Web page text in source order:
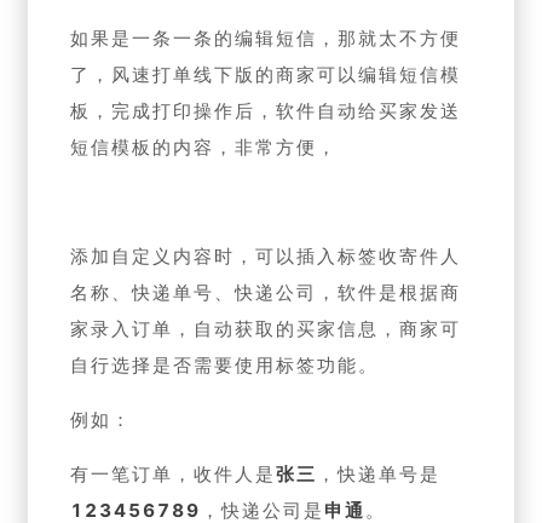
如果是一条一条的编辑短信，那就太不方便
了，风速打单线下版的商家可以编辑短信模
板，完成打印操作后，软件自动给买家发送
短信模板的内容，非常方便，
添加自定义内容时，可以插入标签收寄件人
名称、快递单号、快递公司，软件是根据商
家录入订单，自动获取的买家信息，商家可
自行选择是否需要使用标签功能。
例如：
有一笔订单，收件人是张三 ，快递单号是
123456789 ，快递公司是 申通。